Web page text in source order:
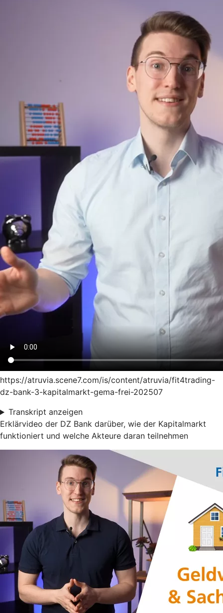
https://atruvia.scene7.com/is/content/atruvia/fit4trading-
dz-bank-3-kapitalmarkt-gema-frei-202507
Transkript anzeigen
Erklärvideo der DZ Bank darüber, wie der Kapitalmarkt
funktioniert und welche Akteure daran teilnehmen